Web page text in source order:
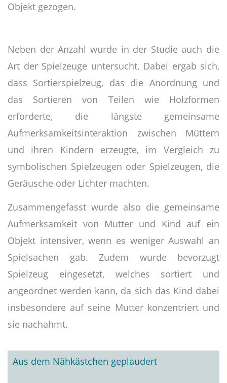
Objekt gezogen.
Neben der Anzahl wurde in der Studie auch die
Art der Spielzeuge untersucht. Dabei ergab sich,
dass Sortierspielzeug, das die Anordnung und
das Sortieren von Teilen wie Holzformen
erforderte, die längste gemeinsame
Aufmerksamkeitsinteraktion zwischen Müttern
und ihren Kindern erzeugte, im Vergleich zu
symbolischen Spielzeugen oder Spielzeugen, die
Geräusche oder Lichter machten.
Zusammengefasst wurde also die gemeinsame
Aufmerksamkeit von Mutter und Kind auf ein
Objekt intensiver, wenn es weniger Auswahl an
Spielsachen gab. Zudem wurde bevorzugt
Spielzeug eingesetzt, welches sortiert und
angeordnet werden kann, da sich das Kind dabei
insbesondere auf seine Mutter konzentriert und
sie nachahmt.
Aus dem Nähkästchen geplaudert